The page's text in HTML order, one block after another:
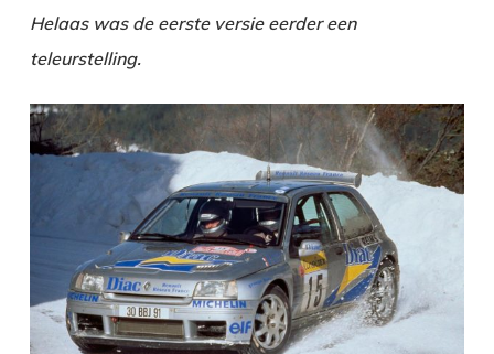
Helaas was de eerste versie eerder een
teleurstelling.